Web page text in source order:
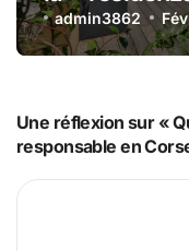
admin3862
Une réflexion sur «
responsable en